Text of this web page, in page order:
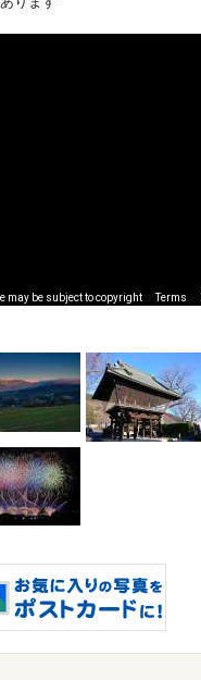
may be subject to copyright Terms